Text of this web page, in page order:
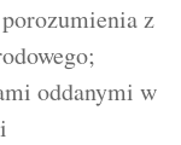
z
oddanymi w